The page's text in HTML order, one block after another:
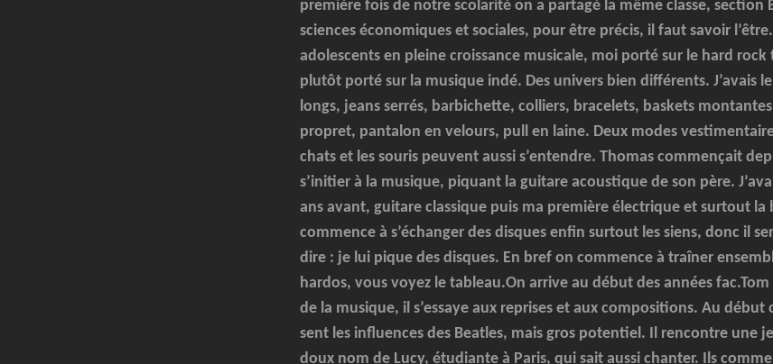
première fois de notre scolarité on a partagé la même classe, section
sciences économiques et sociales, pour être précis, il faut savoir l’être.
adolescents en pleine croissance musicale, moi porté sur le hard
plutôt porté sur la musique indé. Des univers bien différents. J’avais
longs, jeans serrés, barbichette, colliers, bracelets, baskets
propret, pantalon en velours, pull en laine. Deux modes
chats et les souris peuvent aussi s’entendre. Thomas commençait
s’initier à la musique, piquant la guitare acoustique de son père.
ans avant, guitare classique puis ma première électrique et surtout la
commence à s’échanger des disques enfin surtout les siens, donc il
dire : je lui pique des disques. En bref on commence à traîner
hardos, vous voyez le tableau.On arrive au début des années
de la musique, il s’essaye aux reprises et aux compositions. Au début
sent les influences des Beatles, mais gros potentiel. Il rencontre une
doux nom de Lucy, étudiante à Paris, qui sait aussi chanter. Ils